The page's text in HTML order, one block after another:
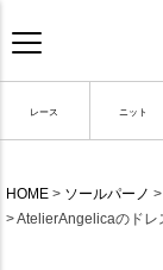
レース ニット
HOME ソールパーノ
AtelierAngelicaのドレ